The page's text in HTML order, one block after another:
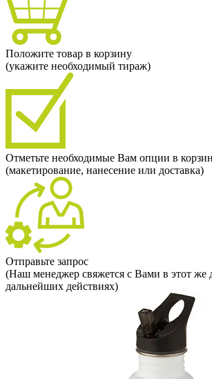
Положите товар в корзину
(укажите необходимый тираж)
Отметьте необходимые Вам опции в
(макетирование, нанесение или доставка)
Отправьте запрос
(Наш менеджер свяжется с Вами в этот же
дальнейших действиях)